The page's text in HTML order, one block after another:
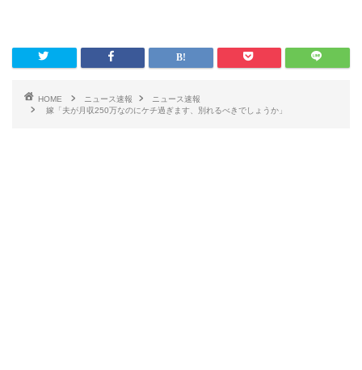
HOME ニュース速報
ニュース速報
嫁「夫が月収250万なのにケチ過ぎます、別れるべきでしょうか」